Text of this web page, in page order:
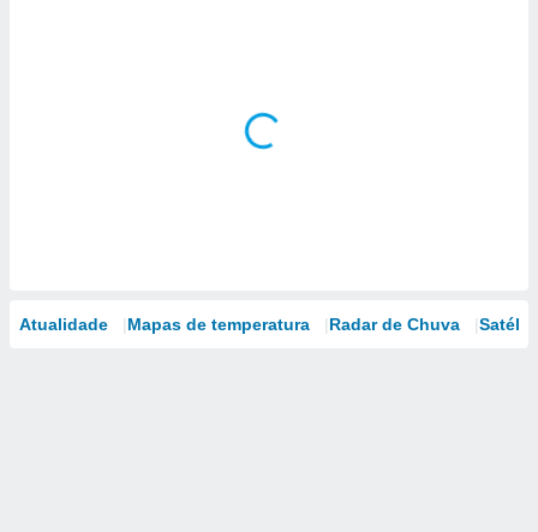
Atualidade Mapas de temperatura Radar de Chuva